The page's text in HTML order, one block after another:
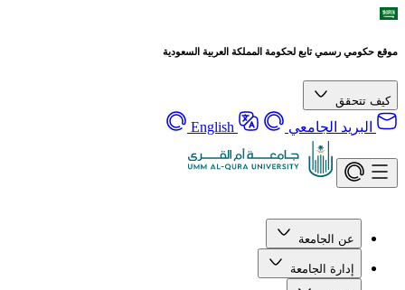
موقع حكومي رسمي تابع لحكومة المملكة العربية السعودية
كيف تتحقق
البريد الجامعي English
عن الجامعة
إدارة الجامعة